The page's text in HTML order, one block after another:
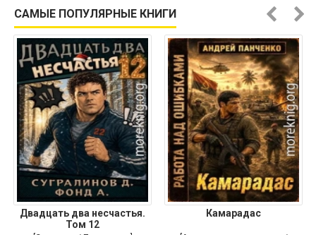
САМЫЕ ПОПУЛЯРНЫЕ КНИГИ
Двадцать два несчастья.
Том 12
Камарадас